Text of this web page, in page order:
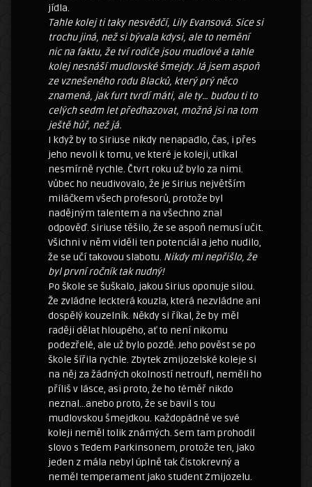
jídla.
Tahle kolej ti taky nesvědčí, Lily Evansová. Sice si
trochu jiná, než si bývala kdysi, ale to nemění
nic na faktu, že tví rodiče jsou mudlové a tahle
kolej nesnáší mudlovské šmejdy. Já jsem aspoň
ze vznešeného rodu Blacků, který prý něco
znamená, jak furt tvrdí máti, ale ty… budou ti to
celých sedm let předhazovat, možná jsi na tom
ještě hůř, než já.
I když by to Siriuse nikdy nenapadlo, čas, i přes
jeho nevoli k tomu, ve které je koleji, utíkal
nesmírně rychle. Čtvrt roku už bylo za nimi.
Vůbec ho neudivovalo, že je Sirius největším
miláčkem všech profesorů, protože byl
nadějným talentem a na všechno znal
odpověď. Siriuse těšilo, že se aspoň nemusí učit.
Všichni v něm viděli ten potenciál a jeho nudilo,
že se učí takovou slabotu. Nikdy mi nepřišlo, že
byl první ročník tak nudný!
Po škole se šuškalo, jakou Sirius oponuje silou.
Že zvládne leckterá kouzla, která nezvládne ani
dospělý kouzelník. Někdy si říkal, že by měl
raději dělat hloupého, ať to není nikomu
podezřelé, ale už bylo pozdě. Jeho pověst se po
škole šířila rychle. Zbytek zmijozelské koleje si
na něj za žádných okolností netroufl, neměli ho
příliš v lásce, asi proto, že ho téměř nikdo
neznal…anebo proto, že se bavil s tou
mudlovskou šmejdkou. Každopádně ve své
koleji neměl tolik známých. Sem tam prohodil
slovo s Tedem Parkinsonem, protože ten, jako
jeden z mála nebyl úplně tak čistokrevný a
neměl temperament jako student Zmijozelu.